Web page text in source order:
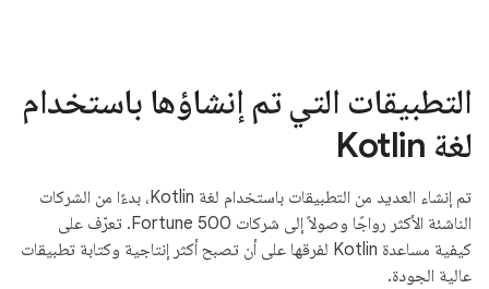
التطبيقات التي تم إنشاؤها باستخدام
لغة Kotlin
تم إنشاء العديد من التطبيقات باستخدام لغة Kotlin، بدءًا من الشركات
الناشئة الأكثر رواجًا وصولاً إلى شركات Fortune 500. تعرّف على
كيفية مساعدة Kotlin لفرقها على أن تصبح أكثر إنتاجية وكتابة تطبيقات
عالية الجودة.